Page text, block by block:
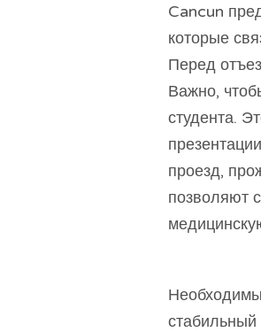
Cancun
которые
Перед
Важно,
студента.
проезд,
позволяют
стабильный